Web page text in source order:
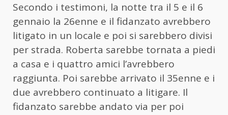
Secondo i testimoni, la notte tra il 5 e il 6
gennaio la 26enne e il fidanzato avrebbero
litigato in un locale e poi si sarebbero divisi
per strada. Roberta sarebbe tornata a piedi
a casa e i quattro amici l’avrebbero
raggiunta. Poi sarebbe arrivato il 35enne e i
due avrebbero continuato a litigare. Il
fidanzato sarebbe andato via per poi